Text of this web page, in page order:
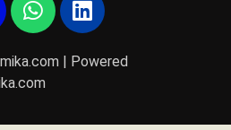
| Powered